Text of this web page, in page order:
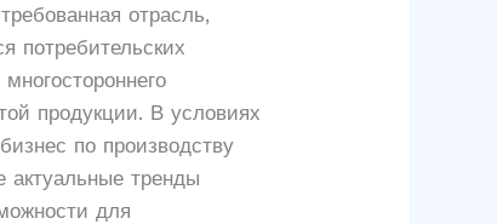
отрасль,
потребительских
продукции. В условиях
по производству
тренды
для